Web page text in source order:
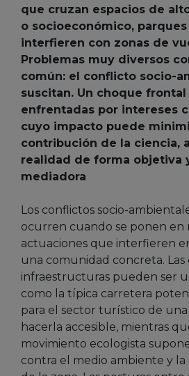
que cruzan espacios de
o socioeconómico,
interfieren con zonas de
Problemas muy diversos
común: el conflicto socio-
suscitan. Un choque
enfrentadas por intereses
cuyo impacto puede
contribución de la ciencia,
realidad de forma objetiva
mediadora
Los conflictos socio-
ocurren cuando se ponen en
actuaciones que interfieren
una comunidad concreta. Las
infraestructuras pueden ser
como la típica carretera
para el sector turístico de
hacerla accesible, mientras
movimiento ecologista
contra el medio ambiente y la